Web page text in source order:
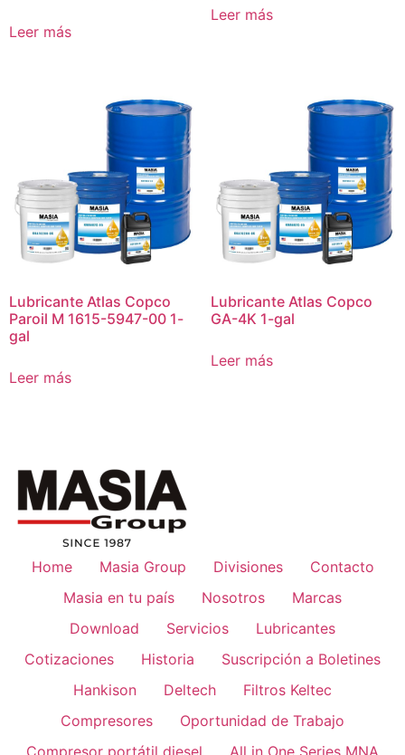
Leer más
Leer más
Lubricante Atlas Copco
Paroil M 1615-5947-00 1-
gal
Leer más
Lubricante Atlas Copco
GA-4K 1-gal
Leer más
Home Masia Group Divisiones
Contacto
Masia en tu país
Nosotros
Marcas
Download
Servicios
Lubricantes
Cotizaciones
Historia
Suscripción a Boletines
Hankison
Deltech
Filtros Keltec
Compresores
Oportunidad de Trabajo
Compresor portátil diesel
All in One Series MNA